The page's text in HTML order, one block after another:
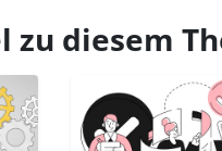
diesem